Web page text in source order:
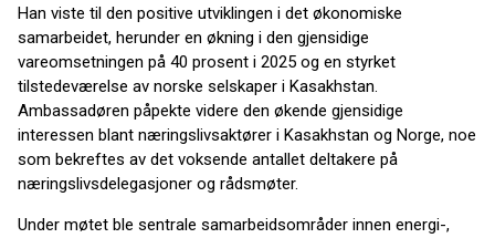
Han viste til den positive utviklingen i det økonomiske
samarbeidet, herunder en økning i den gjensidige
vareomsetningen på 40 prosent i 2025 og en styrket
tilstedeværelse av norske selskaper i Kasakhstan.
Ambassadøren påpekte videre den økende gjensidige
interessen blant næringslivsaktører i Kasakhstan og Norge, noe
som bekreftes av det voksende antallet deltakere på
næringslivsdelegasjoner og rådsmøter.
Under møtet ble sentrale samarbeidsområder innen energi-,